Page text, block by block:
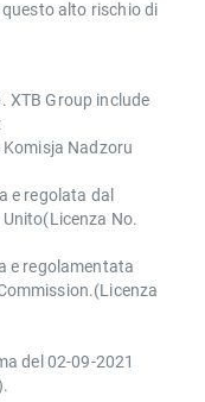
alto rischio di
XTB Group include
Nadzoru
e regolata dal
No.
e regolamentata
del 02-09-2021